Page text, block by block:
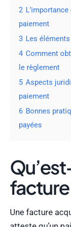
2
paiement
3 Les
4 Comment
le règlement
5 Aspects
paiement
6 Bonnes
payées
Une facture